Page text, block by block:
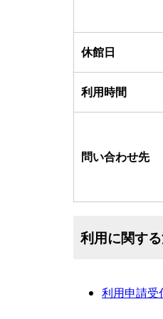
休館日
利用時間
問い合わせ先
利用に関す
利用申請受